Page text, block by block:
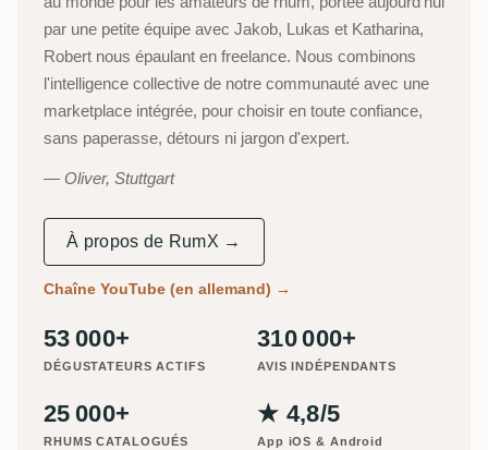
par une petite équipe avec Jakob, Lukas et Katharina,
Robert nous épaulant en freelance. Nous combinons
l'intelligence collective de notre communauté avec une
marketplace intégrée, pour choisir en toute confiance,
sans paperasse, détours ni jargon d'expert.
Oliver, Stuttgart
À propos de RumX →
Chaîne YouTube (en allemand) →
53 000+
DÉGUSTATEURS ACTIFS
310 000+
AVIS INDÉPENDANTS
25 000+
RHUMS CATALOGUÉS
★ 4,8/5
App iOS & Android